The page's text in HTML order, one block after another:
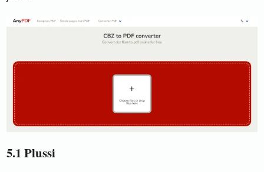
5.1 Plussi